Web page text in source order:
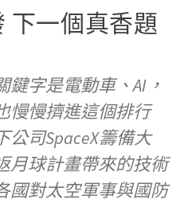
下一個真香題
字是電動車、AI，
慢慢擠進這個排行
司SpaceX籌備大
月球計畫帶來的技術
國對太空軍事與國防